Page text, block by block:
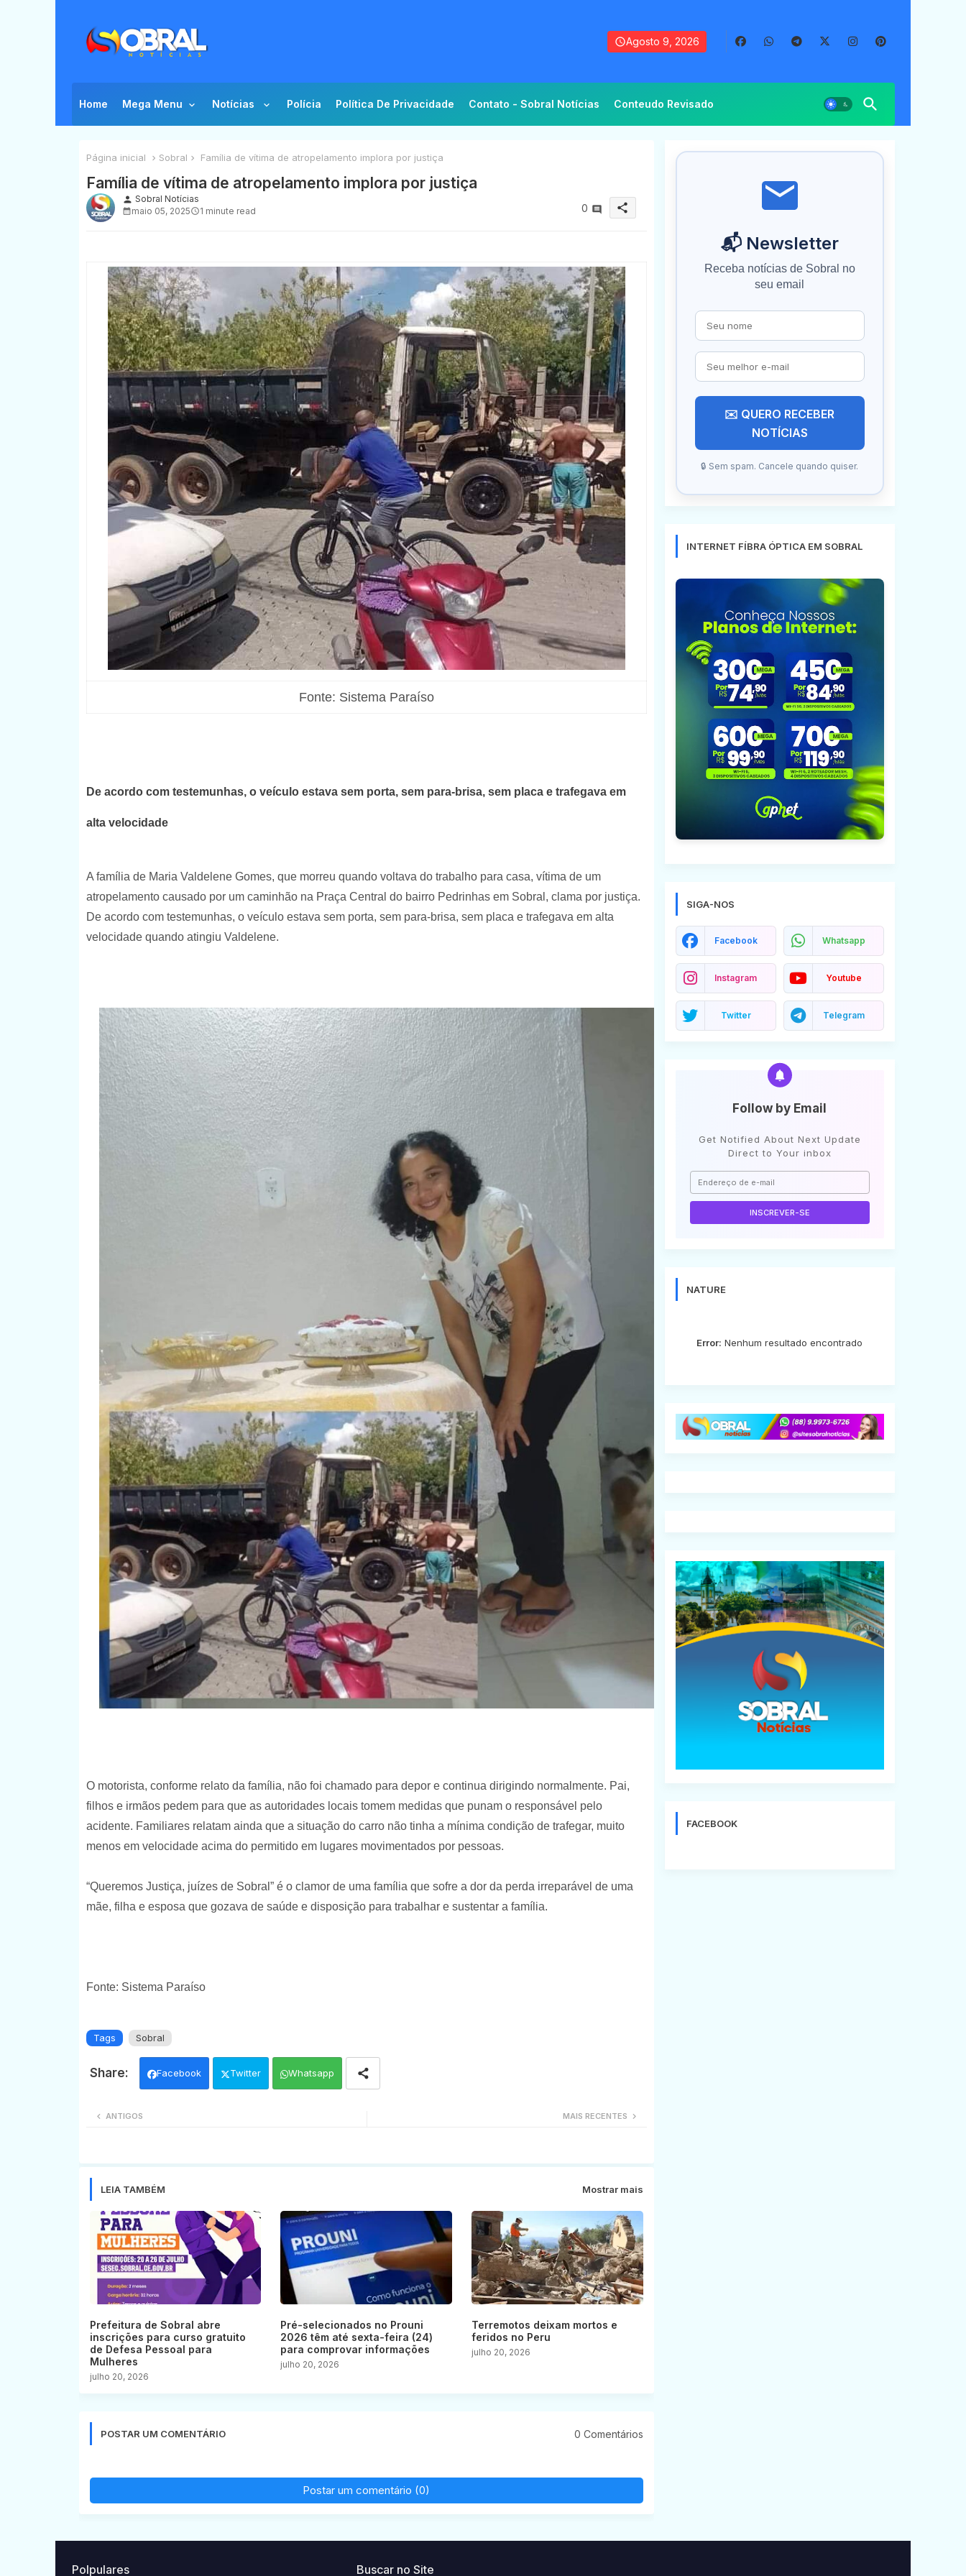
Agosto 9, 2026
Home Mega Menu Notícias Polícia Política De Privacidade Contato - Sobral Notícias Conteudo Revisado
Página inicial Sobral Família de vítima de atropelamento implora por justiça
Família de vítima de atropelamento implora por justiça
person Sobral Notícias
maio 05, 2025
1 minute read 0 share
Fonte: Sistema Paraíso
De acordo com testemunhas, o veículo estava sem porta, sem para-brisa, sem placa e trafegava em
alta velocidade
A família de Maria Valdelene Gomes, que morreu quando voltava do trabalho para casa, vítima de um
atropelamento causado por um caminhão na Praça Central do bairro Pedrinhas em Sobral, clama por justiça.
De acordo com testemunhas, o veículo estava sem porta, sem para-brisa, sem placa e trafegava em alta
velocidade quando atingiu Valdelene.
O motorista, conforme relato da família, não foi chamado para depor e continua dirigindo normalmente. Pai,
filhos e irmãos pedem para que as autoridades locais tomem medidas que punam o responsável pelo
acidente. Familiares relatam ainda que a situação do carro não tinha a mínima condição de trafegar, muito
menos em velocidade acima do permitido em lugares movimentados por pessoas.
“Queremos Justiça, juízes de Sobral” é o clamor de uma família que sofre a dor da perda irreparável de uma
mãe, filha e esposa que gozava de saúde e disposição para trabalhar e sustentar a família.
Fonte: Sistema Paraíso
Tags Sobral
Facebook Twitter Whatsapp
MAIS RECENTES
ANTIGOS
LEIA TAMBÉM Mostrar mais
Prefeitura de Sobral abre
inscrições para curso gratuito
de Defesa Pessoal para
Mulheres
julho 20, 2026
Pré-selecionados no Prouni
2026 têm até sexta-feira (24)
para comprovar informações
julho 20, 2026
Terremotos deixam mortos e
feridos no Peru
julho 20, 2026
POSTAR UM COMENTÁRIO 0 Comentários
Postar um comentário (0)
📬 Newsletter
Receba notícias de Sobral no
seu email
✉️ QUERO RECEBER
NOTÍCIAS
🔒 Sem spam. Cancele quando quiser.
INTERNET FÍBRA ÓPTICA EM SOBRAL
SIGA-NOS
Facebook Whatsapp
Instagram Youtube
Twitter Telegram
Follow by Email
Get Notified About Next Update
Direct to Your inbox
NATURE
Error: Nenhum resultado encontrado
FACEBOOK
Polpulares Buscar no Site